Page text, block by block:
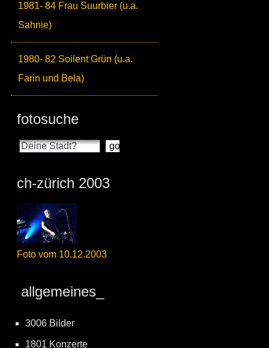
1981- 84 Frau Suurbier (u.a.
Sahnie)
1980- 82 Soilent Grün (u.a.
Farin und Bela)
fotosuche
ch-zürich 2003
Foto vom 10.12.2003
allgemeines_
3006 Bilder
1801 Konzerte